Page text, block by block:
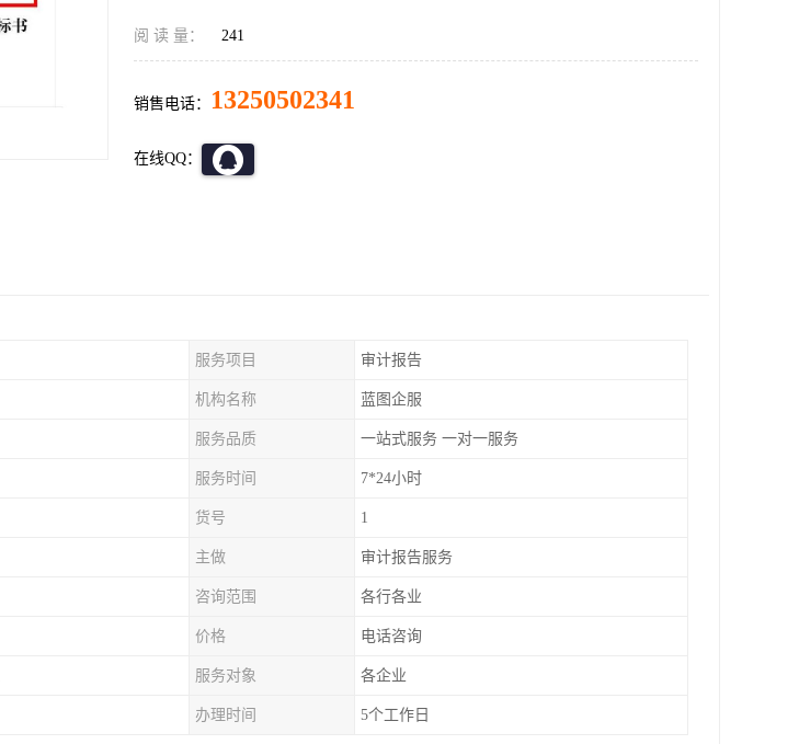
阅 读 量： 241
销售电话： 13250502341
在线QQ：
服务项目 审计报告
机构名称 蓝图企服
服务品质 一站式服务 一对一服务
服务时间 7*24小时
货号 1
主做 审计报告服务
咨询范围 各行各业
价格 电话咨询
服务对象 各企业
办理时间 5个工作日